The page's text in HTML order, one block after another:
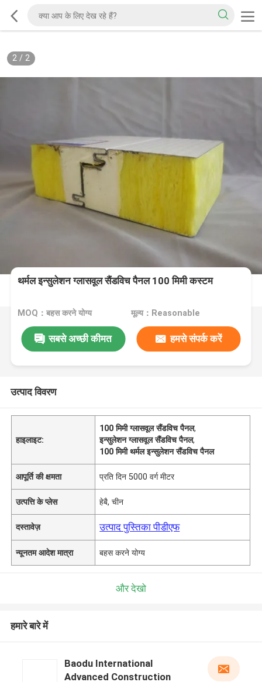
2/ 2
थर्मल इन्सुलेशन ग्लासवूल सैंडविच पैनल 100 मिमी कस्टम
MOQ：बहस करने योग्य मूल्य：Reasonable
सबसे अच्छी कीमत हमसे संपर्क करें
उत्पाद विवरण
हाइलाइट:
100 मिमी ग्लासवूल सैंडविच पैनल,
इन्सुलेशन ग्लासवूल सैंडविच पैनल,
100 मिमी थर्मल इन्सुलेशन सैंडविच पैनल
आपूर्ति की क्षमता प्रति दिन 5000 वर्ग मीटर
उत्पत्ति के प्लेस हेबै, चीन
दस्तावेज़ उत्पाद पुस्तिका पीडीएफ
न्यूनतम आदेश मात्रा बहस करने योग्य
और देखो
हमारे बारे में
Baodu International
Advanced Construction